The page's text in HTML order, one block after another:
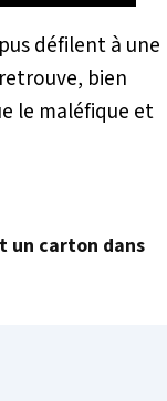
défilent à une
bien
le maléfique et
un carton dans